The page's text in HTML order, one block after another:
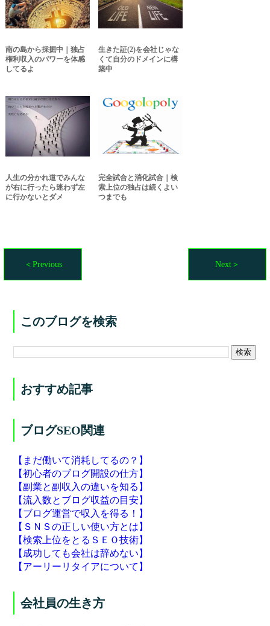
南の島から採掘中｜独占
権利収入のパワーを体感
してるよ
生きた証(2)を会社じゃな
くて自分のドメインに構
築中
人生の分かれ道でみんな
が右に行ったら迷わず左
に行かないとダメ
完全試合と消化試合｜検
索上位の独占は続くよい
つまでも
＜Previous Next＞
このブログを検索
おすすめ記事
ブログSEO関連
【まだ働いて消耗してるの？】
【初心者のブログ開設の仕方】
【副業と副収入の違いを知る】
【流入数とブログ収益の目安】
【ブログ運営で収入を得る！】
【ＳＮＳの正しい使い方とは】
【検索上位をとるＳＥＯ技術】
【成功しても会社は辞めない】
【アーリーリタイアについて】
会社員の生き方